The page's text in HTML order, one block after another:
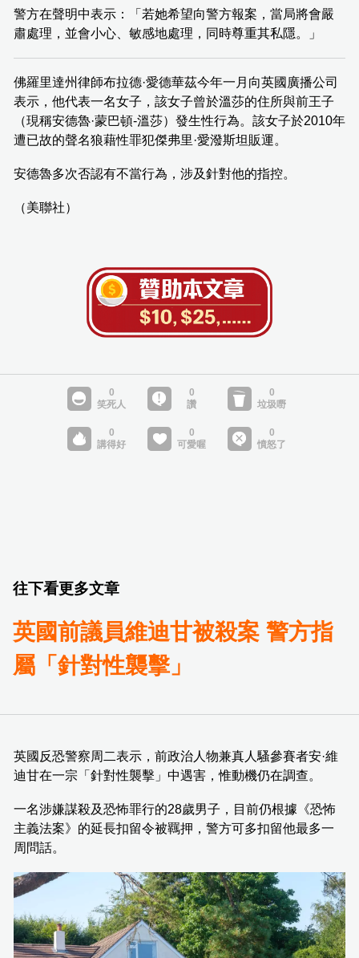
警方在聲明中表示：「若她希望向警方報案，當局將會嚴
肅處理，並會小心、敏感地處理，同時尊重其私隱。」
佛羅里達州律師布拉德·愛德華茲今年一月向英國廣播公司
表示，他代表一名女子，該女子曾於溫莎的住所與前王子
（現稱安德魯·蒙巴頓-溫莎）發生性行為。該女子於2010年
遭已故的聲名狼藉性罪犯傑弗里·愛潑斯坦販運。
安德魯多次否認有不當行為，涉及針對他的指控。
（美聯社）
往下看更多文章
英國前議員維迪甘被殺案 警方指
屬「針對性襲擊」
英國反恐警察周二表示，前政治人物兼真人騷參賽者安·維
迪甘在一宗「針對性襲擊」中遇害，惟動機仍在調查。
一名涉嫌謀殺及恐怖罪行的28歲男子，目前仍根據《恐怖
主義法案》的延長扣留令被羈押，警方可多扣留他最多一
周問話。